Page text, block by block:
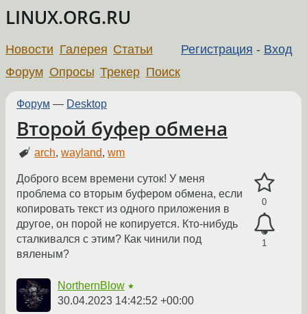
LINUX.ORG.RU
Регистрация - Вход
Новости Галерея Статьи
Форум Опросы Трекер Поиск
Форум — Desktop
Второй буфер обмена
arch,wayland,wm
0
1
Доброго всем времени суток! У меня
проблема со вторым буфером обмена, если
копировать текст из одного приложения в
другое, он порой не копируется. Кто-нибудь
сталкивался с этим? Как чинили под
вяленым?
NorthernBlow ★
30.04.2023 14:42:52 +00:00